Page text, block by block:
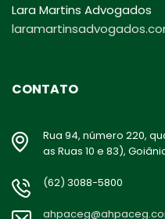
Lara Martins Advogados
CONTATO
Rua 94, número 220,
as Ruas 10 e 83),
(62) 3088-5800